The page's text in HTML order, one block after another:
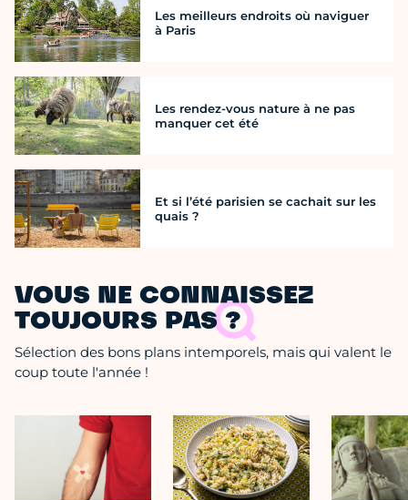
Les meilleurs endroits où naviguer
à Paris
Les rendez-vous nature à ne pas
manquer cet été
Et si l’été parisien se cachait sur les
quais ?
VOUS NE CONNAISSEZ
TOUJOURS PAS ?
Sélection des bons plans intemporels, mais qui valent le
coup toute l'année !